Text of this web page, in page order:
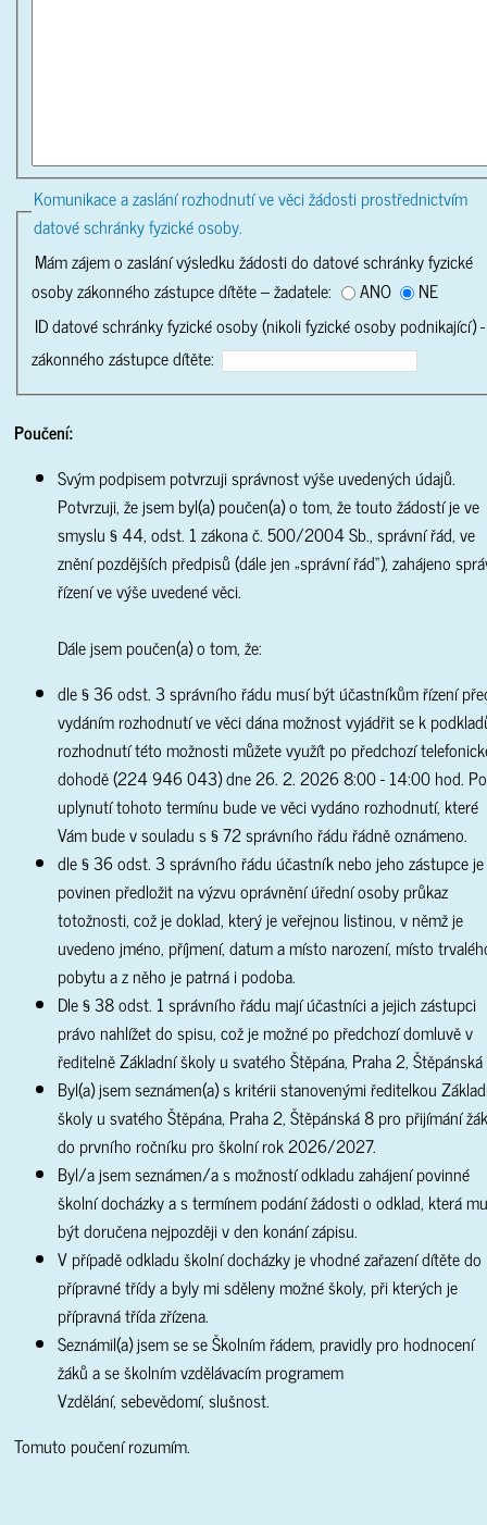
Komunikace a zaslání rozhodnutí ve věci žádosti prostřednictvím
datové schránky fyzické osoby.
Mám zájem o zaslání výsledku žádosti do datové schránky fyzické
osoby zákonného zástupce dítěte – žadatele:
ANO
NE
ID datové schránky fyzické osoby (nikoli fyzické osoby podnikající) -
zákonného zástupce dítěte:
Poučení:
Svým podpisem potvrzuji správnost výše uvedených údajů.
Potvrzuji, že jsem byl(a) poučen(a) o tom, že touto žádostí je ve
smyslu § 44, odst. 1 zákona č. 500/2004 Sb., správní řád, ve
znění pozdějších předpisů (dále jen „správní řád“), zahájeno
řízení ve výše uvedené věci.
Dále jsem poučen(a) o tom, že:
dle § 36 odst. 3 správního řádu musí být účastníkům řízení
vydáním rozhodnutí ve věci dána možnost vyjádřit se k
rozhodnutí této možnosti můžete využít po předchozí
dohodě (224 946 043) dne 26. 2. 2026 8:00 - 14:00 hod. Po
uplynutí tohoto termínu bude ve věci vydáno rozhodnutí, které
Vám bude v souladu s § 72 správního řádu řádně oznámeno.
dle § 36 odst. 3 správního řádu účastník nebo jeho zástupce je
povinen předložit na výzvu oprávnění úřední osoby průkaz
totožnosti, což je doklad, který je veřejnou listinou, v němž je
uvedeno jméno, příjmení, datum a místo narození, místo
pobytu a z něho je patrná i podoba.
Dle § 38 odst. 1 správního řádu mají účastníci a jejich zástupci
právo nahlížet do spisu, což je možné po předchozí domluvě v
ředitelně Základní školy u svatého Štěpána, Praha 2,
Byl(a) jsem seznámen(a) s kritérii stanovenými ředitelkou
školy u svatého Štěpána, Praha 2, Štěpánská 8 pro přijímání
do prvního ročníku pro školní rok 2026/2027.
Byl/a jsem seznámen/a s možností odkladu zahájení povinné
školní docházky a s termínem podání žádosti o odklad, která
být doručena nejpozději v den konání zápisu.
V případě odkladu školní docházky je vhodné zařazení dítěte do
přípravné třídy a byly mi sděleny možné školy, při kterých je
přípravná třída zřízena.
Seznámil(a) jsem se se Školním řádem, pravidly pro hodnocení
žáků a se školním vzdělávacím programem
Vzdělání, sebevědomí, slušnost.
Tomuto poučení rozumím.